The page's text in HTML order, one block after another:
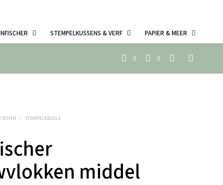
STEMPELKUSSENS & VERF PAPIER & MEER
0 0
/ STEMPELKEGELS
middel